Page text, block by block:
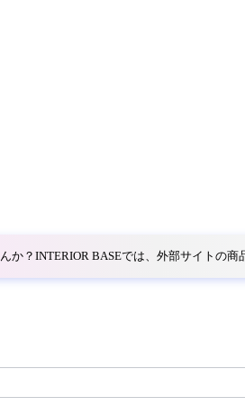
ア
か？INTERIOR BASEでは、外部サイトの商